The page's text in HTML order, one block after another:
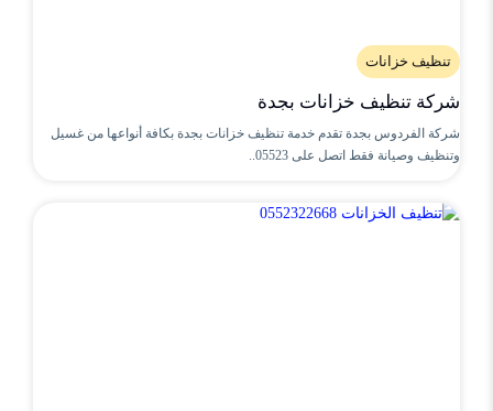
تنظيف خزانات
شركة تنظيف خزانات بجدة
شركة الفردوس بجدة تقدم خدمة تنظيف خزانات بجدة بكافة أنواعها من غسيل
وتنظيف وصيانة فقط اتصل على 05523..